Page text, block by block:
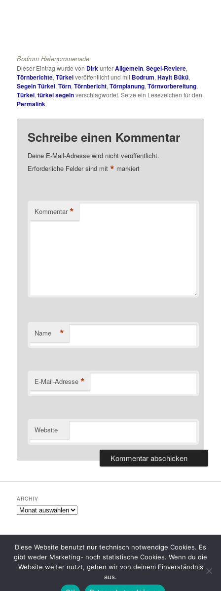
Bodrum Hafenpromenade
Dieser Eintrag wurde von DirkunterAllgemein,Segel-Reviere,
Törnberichte,Türkeiveröffentlicht und mit Bodrum,Hayit Bükü,
Segeln Türkei,Törn,Törnbericht,Törnplanung,Törnvorbereitung,
Türkei,türkei segelnverschlagwortet. Setze ein Lesezeichen für den
Permalink.
Schreibe einen Kommentar
Deine E-Mail-Adresse wird nicht veröffentlicht.
Erforderliche Felder sind mit* markiert
Kommentar *
Name *
E-Mail-Adresse *
Website
ARCHIV
Archiv
Datenschutzerklärung Stolz präsentiert von WordPress
Diese Website benutzt nur technisch notwendige Cookies. Es
gibt weder Marketing- noch statistische Cookies. Wenn du die
Website weiter nutzt, gehen wir von deinem Einverständnis
aus.